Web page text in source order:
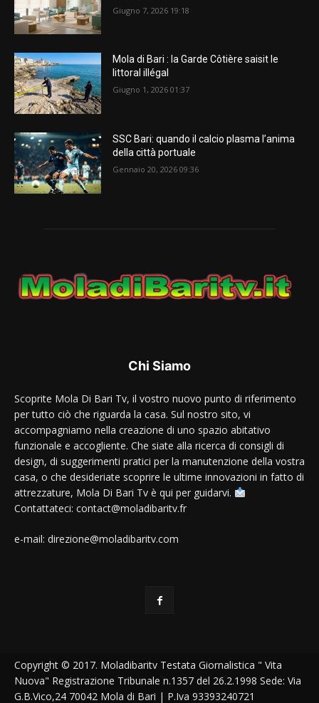
Giugno 7, 2026 19:18
Mola di Bari : la Garde Côtière saisit le
littoral illégal
Giugno 1, 2026 01:37
SSC Bari: quando il calcio plasma l’anima
della città portuale
Gennaio 20, 2026 09:36
Chi Siamo
Scoprite Mola Di Bari Tv, il vostro nuovo punto di riferimento
per tutto ciò che riguarda la casa. Sul nostro sito, vi
accompagniamo nella creazione di uno spazio abitativo
funzionale e accogliente. Che siate alla ricerca di consigli di
design, di suggerimenti pratici per la manutenzione della vostra
casa, o che desideriate scoprire le ultime innovazioni in fatto di
attrezzature, Mola Di Bari Tv è qui per guidarvi.
Contattateci: contact@moladibaritv.fr
e-mail: direzione@moladibaritv.com
Copyright © 2017. Moladibaritv Testata Giornalistica " Vita
Nuova" Registrazione Tribunale n.1357 del 26.2.1998 Sede: Via
G.B.Vico,24 70042 Mola di Bari | P.Iva 93393240721